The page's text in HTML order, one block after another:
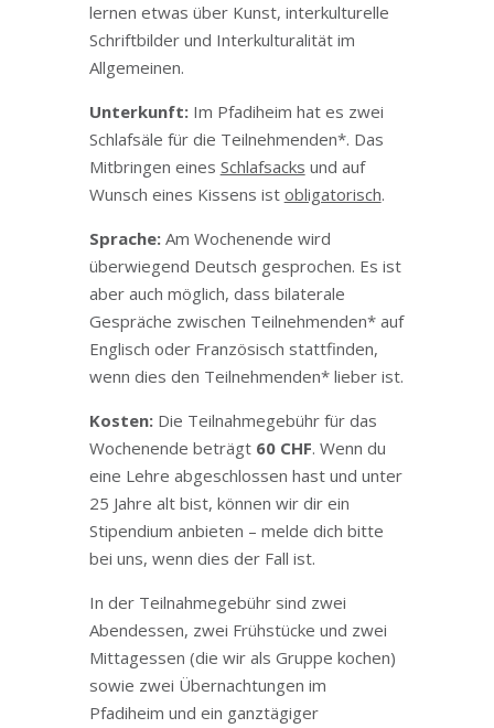
lernen etwas über Kunst, interkulturelle
Schriftbilder und Interkulturalität im
Allgemeinen.
Unterkunft: Im Pfadiheim hat es zwei
Schlafsäle für die Teilnehmenden*. Das
Mitbringen eines Schlafsacks und auf
Wunsch eines Kissens ist obligatorisch.
Sprache: Am Wochenende wird
überwiegend Deutsch gesprochen. Es ist
aber auch möglich, dass bilaterale
Gespräche zwischen Teilnehmenden* auf
Englisch oder Französisch stattfinden,
wenn dies den Teilnehmenden* lieber ist.
Kosten: Die Teilnahmegebühr für das
Wochenende beträgt 60 CHF. Wenn du
eine Lehre abgeschlossen hast und unter
25 Jahre alt bist, können wir dir ein
Stipendium anbieten – melde dich bitte
bei uns, wenn dies der Fall ist.
In der Teilnahmegebühr sind zwei
Abendessen, zwei Frühstücke und zwei
Mittagessen (die wir als Gruppe kochen)
sowie zwei Übernachtungen im
Pfadiheim und ein ganztägiger